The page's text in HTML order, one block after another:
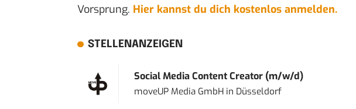
Vorsprung. Hier kannst du dich kostenlos anmelden.
STELLENANZEIGEN
Social Media Content Creator (m/w/d)
moveUP Media GmbHin Düsseldorf